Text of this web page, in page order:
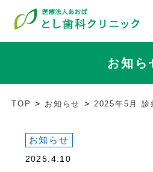
お知ら
TOP お知らせ 2025年5月 診
お知らせ
2025.4.10